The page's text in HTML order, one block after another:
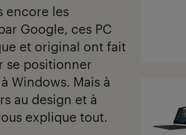
encore les
Google, ces PC
et original ont fait
se positionner
Windows. Mais à
au design et à
explique tout.